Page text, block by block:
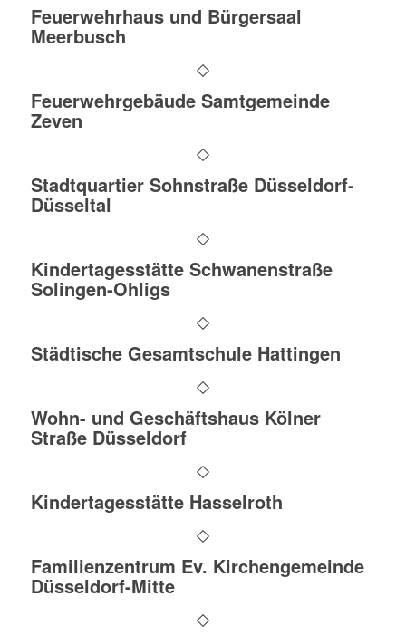
Feuerwehrhaus und Bürgersaal
Meerbusch
Feuerwehrgebäude Samtgemeinde
Zeven
Stadtquartier Sohnstraße Düsseldorf-
Düsseltal
Kindertagesstätte Schwanenstraße
Solingen-Ohligs
Städtische Gesamtschule Hattingen
Wohn- und Geschäftshaus Kölner
Straße Düsseldorf
Kindertagesstätte Hasselroth
Familienzentrum Ev. Kirchengemeinde
Düsseldorf-Mitte